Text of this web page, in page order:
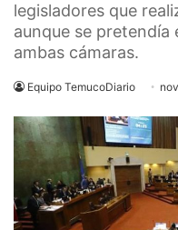
legisladores que
aunque se pretendía
ambas cámaras.
Equipo TemucoDiario